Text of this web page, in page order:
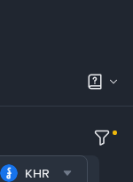
KHR